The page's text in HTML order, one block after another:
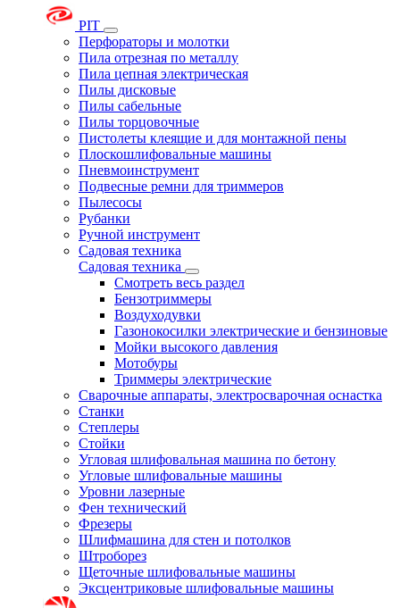
PIT
Перфораторы и молотки
Пила отрезная по металлу
Пила цепная электрическая
Пилы дисковые
Пилы сабельные
Пилы торцовочные
Пистолеты клеящие и для монтажной пены
Плоскошлифовальные машины
Пневмоинструмент
Подвесные ремни для триммеров
Пылесосы
Рубанки
Ручной инструмент
Садовая техника
Садовая техника
Смотреть весь раздел
Бензотриммеры
Воздуходувки
Газонокосилки электрические и бензиновые
Мойки высокого давления
Мотобуры
Триммеры электрические
Сварочные аппараты, электросварочная оснастка
Станки
Степлеры
Стойки
Угловая шлифовальная машина по бетону
Угловые шлифовальные машины
Уровни лазерные
Фен технический
Фрезеры
Шлифмашина для стен и потолков
Штроборез
Щеточные шлифовальные машины
Эксцентриковые шлифовальные машины